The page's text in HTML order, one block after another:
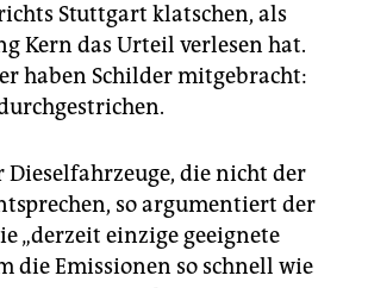
Stuttgart klatschen, als
Kern das Urteil verlesen hat.
haben Schilder mitgebracht:
Dieselfahrzeuge, die nicht der
so argumentiert der
„derzeit einzige geeignete
die Emissionen so schnell wie